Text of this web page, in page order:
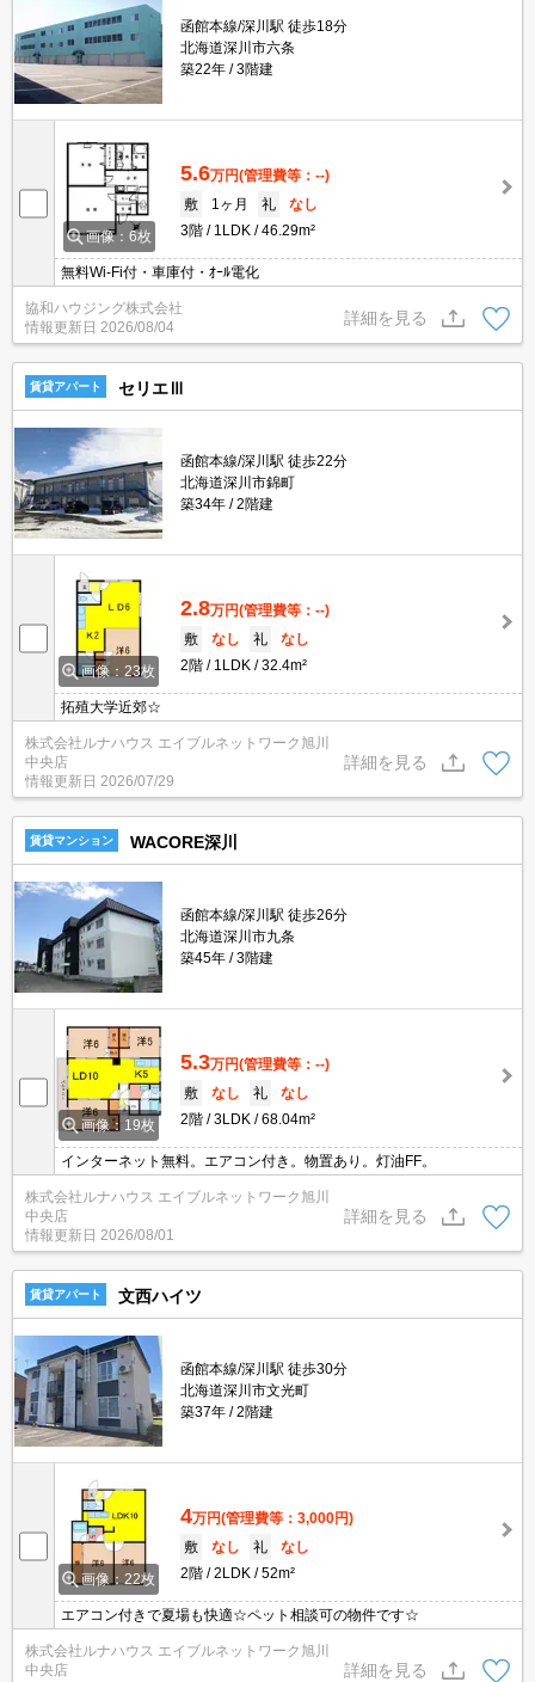
函館本線/深川駅 徒歩18分
北海道深川市六条
築22年
3階建
画像：6枚
5.6万円(管理費等：--)
敷
1ヶ月 礼
なし
3階
1LDK 46.29m²
無料Wi-Fi付・車庫付・ｵｰﾙ電化
協和ハウジング株式会社
情報更新日 2026/08/04
詳細を見る
賃貸アパート セリエⅢ
函館本線/深川駅 徒歩22分
北海道深川市錦町
築34年
2階建
画像：23枚
2.8万円(管理費等：--)
敷
なし 礼
なし
2階
1LDK 32.4m²
拓殖大学近郊☆
株式会社ルナハウス エイブルネットワーク旭川
中央店
情報更新日 2026/07/29
詳細を見る
賃貸マンション WACORE深川
函館本線/深川駅 徒歩26分
北海道深川市九条
築45年
3階建
画像：19枚
5.3万円(管理費等：--)
敷
なし 礼
なし
2階
3LDK 68.04m²
インターネット無料。エアコン付き。物置あり。灯油FF。
株式会社ルナハウス エイブルネットワーク旭川
中央店
情報更新日 2026/08/01
詳細を見る
賃貸アパート 文西ハイツ
函館本線/深川駅 徒歩30分
北海道深川市文光町
築37年
2階建
画像：22枚
4万円(管理費等：3,000円)
敷
なし 礼
なし
2階
2LDK 52m²
エアコン付きで夏場も快適☆ペット相談可の物件です☆
株式会社ルナハウス エイブルネットワーク旭川
中央店
詳細を見る